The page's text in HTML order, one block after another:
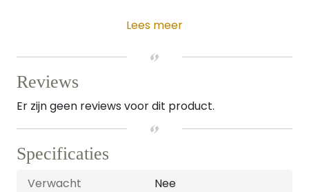
Lees meer
Reviews
Er zijn geen reviews voor dit product.
Specificaties
Verwacht
Nee